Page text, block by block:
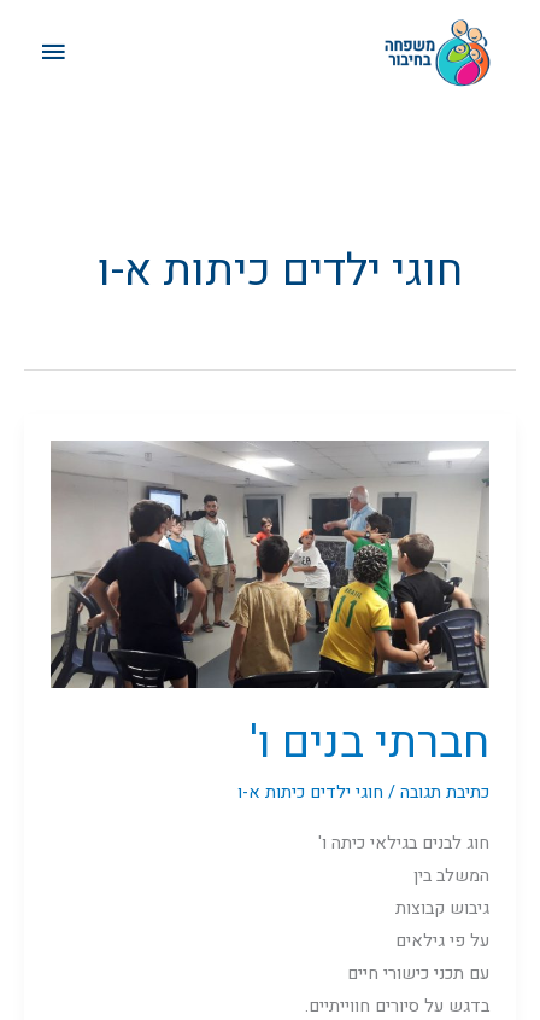
חוגי ילדים כיתות א-ו
חברתי בנים ו'
כתיבת תגובה/ חוגי ילדים כיתות א-ו
חוג לבנים בגילאי כיתה ו'
המשלב בין
גיבוש קבוצות
על פי גילאים
עם תכני כישורי חיים
בדגש על סיורים חווייתיים.
חברתי
בנים